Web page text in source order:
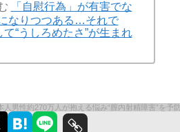
「自慰行為」が有害でな
なりつつある…それで
て“うしろめたさ”が生まれ
人男性約270万人が抱える悩み“膣内射精障害”を